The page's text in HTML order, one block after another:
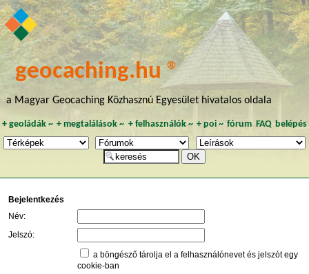
geocaching.hu ®
a Magyar Geocaching Közhasznú Egyesület hivatalos oldala
+ geoládák~ +megtalálások ~ + felhasználók~ + poi~ fórum FAQ belépés
Bejelentkezés
Név:
Jelszó:
a böngésző tárolja el a felhasználónevet és jelszót egy
cookie-ban